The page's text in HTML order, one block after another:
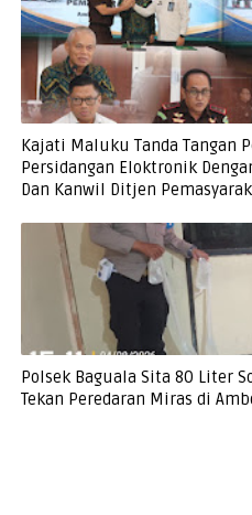
Kajati Maluku Tanda Tangan
Persidangan Eloktronik
Dan Kanwil Ditjen
Polsek Baguala Sita 80 Liter
Tekan Peredaran Miras di